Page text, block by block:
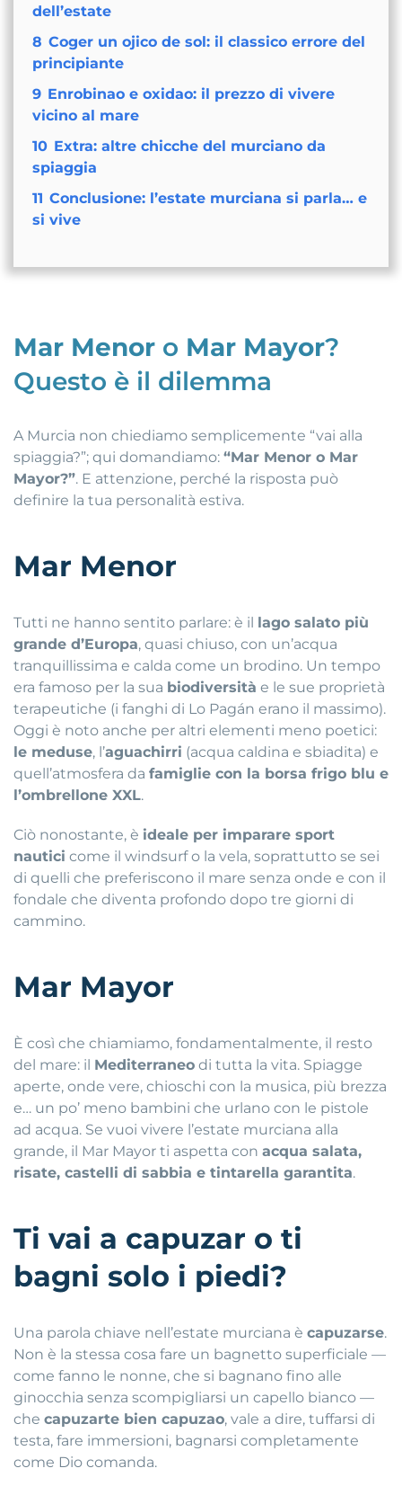
dell’estate
8 Coger un ojico de sol: il classico errore del
principiante
9 Enrobinao e oxidao: il prezzo di vivere
vicino al mare
10 Extra: altre chicche del murciano da
spiaggia
11 Conclusione: l’estate murciana si parla… e
si vive
Mar Menor o Mar Mayor?
Questo è il dilemma
A Murcia non chiediamo semplicemente “vai alla
spiaggia?”; qui domandiamo: “Mar Menor o Mar
Mayor?”. E attenzione, perché la risposta può
definire la tua personalità estiva.
Mar Menor
Tutti ne hanno sentito parlare: è il
lago salato più
grande d’Europa, quasi chiuso, con un’acqua
tranquillissima e calda come un brodino. Un tempo
era famoso per la sua biodiversità e le sue proprietà
terapeutiche (i fanghi di Lo Pagán erano il massimo).
Oggi è noto anche per altri elementi meno poetici:
le meduse, l’aguachirri (acqua caldina e sbiadita) e
quell’atmosfera da famiglie con la borsa frigo blu e
l’ombrellone XXL.
Ciò nonostante, è ideale per imparare sport
nautici come il windsurf o la vela, soprattutto se sei
di quelli che preferiscono il mare senza onde e con il
fondale che diventa profondo dopo tre giorni di
cammino.
Mar Mayor
È così che chiamiamo, fondamentalmente, il resto
del mare: il Mediterraneo di tutta la vita. Spiagge
aperte, onde vere, chioschi con la musica, più brezza
e… un po’ meno bambini che urlano con le pistole
ad acqua. Se vuoi vivere l’estate murciana alla
grande, il Mar Mayor ti aspetta con acqua salata,
risate, castelli di sabbia e tintarella garantita.
Ti vai a capuzar o ti
bagni solo i piedi?
Una parola chiave nell’estate murciana è capuzarse.
Non è la stessa cosa fare un bagnetto superficiale —
come fanno le nonne, che si bagnano fino alle
ginocchia senza scompigliarsi un capello bianco —
che capuzarte bien capuzao, vale a dire, tuffarsi di
testa, fare immersioni, bagnarsi completamente
come Dio comanda.